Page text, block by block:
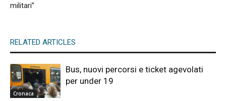
militari”
RELATED ARTICLES
Cronaca
Bus, nuovi percorsi e ticket agevolati
per under 19